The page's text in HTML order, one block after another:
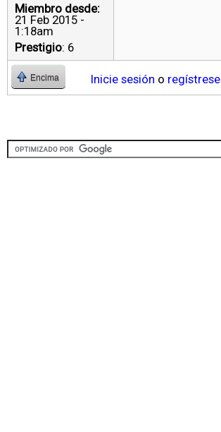
Miembro desde:
21 Feb 2015 -
1:18am
Prestigio: 6
Encima Inicie sesión o regístrese